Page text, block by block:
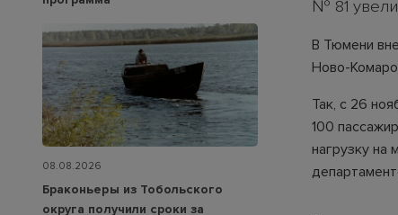
№ 81
В Тюмени
Ново-
Так, с 26
100
нагрузку на
08.08.2026
Браконьеры из Тобольского
округа получили сроки за